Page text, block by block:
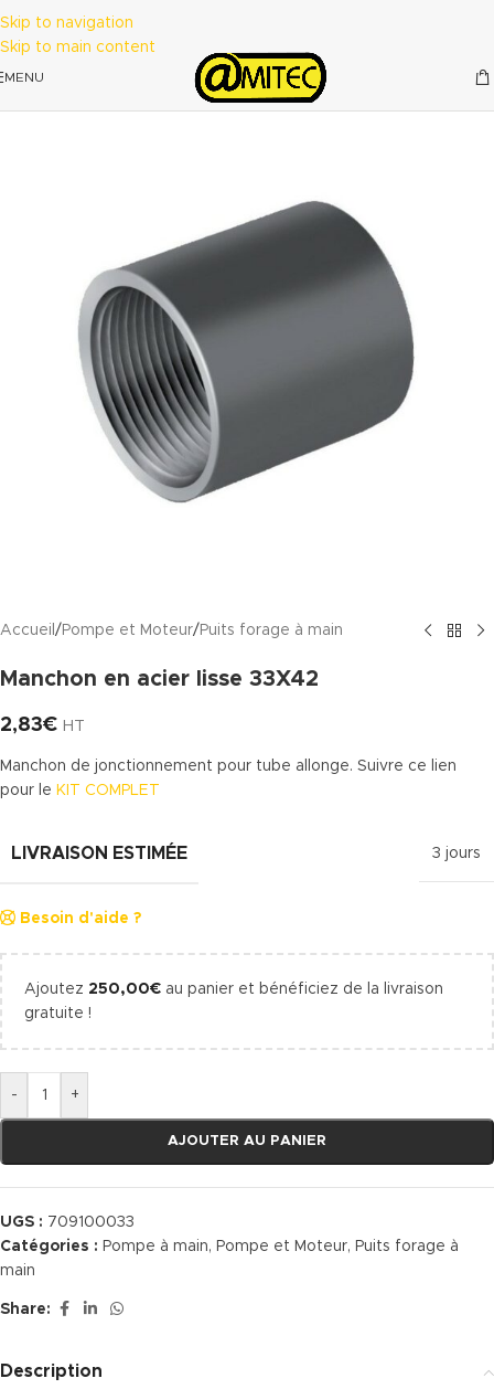
Skip to navigation
Skip to main content
MENU
Accueil / Pompe et Moteur/ Puits forage à main
Manchon en acier lisse 33X42
2,83€ HT
Manchon de jonctionnement pour tube allonge. Suivre ce lien
pour le KIT COMPLET
LIVRAISON ESTIMÉE 3 jours
Besoin d'aide ?
Ajoutez 250,00€ au panier et bénéficiez de la livraison
gratuite !
- +
AJOUTER AU PANIER
UGS : 709100033
Catégories : Pompe à main, Pompe et Moteur, Puits forage à
main
Share:
Description